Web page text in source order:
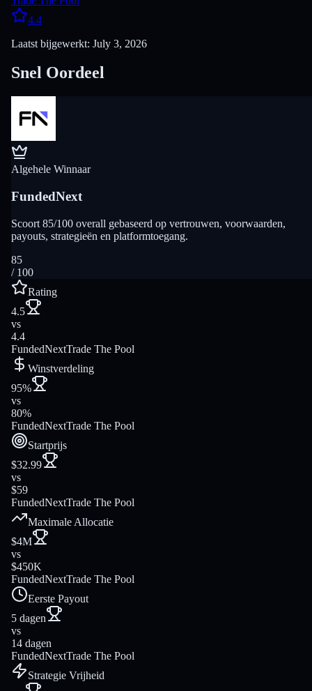
4.4
Laatst bijgewerkt: July 3, 2026
Snel Oordeel
Algehele Winnaar
FundedNext
Scoort 85/100 overall gebaseerd op vertrouwen, voorwaarden,
payouts, strategieën en platformtoegang.
85
/ 100
Rating
4.5
vs
4.4
FundedNextTrade The Pool
Winstverdeling
95%
vs
80%
FundedNextTrade The Pool
Startprijs
$32.99
vs
$59
FundedNextTrade The Pool
Maximale Allocatie
$4M
vs
$450K
FundedNextTrade The Pool
Eerste Payout
5 dagen
vs
14 dagen
FundedNextTrade The Pool
Strategie Vrijheid